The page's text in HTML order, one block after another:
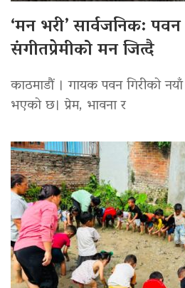
‘मन भरी’ सार्वजनिक:
संगीतप्रेमीको मन जित्दै
काठमाडौं । गायक पवन गिरीको
भएको छ। प्रेम, भावना र